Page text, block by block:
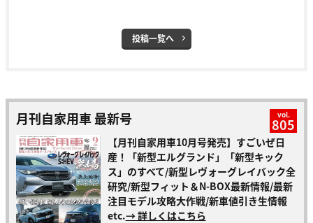
投稿一覧へ
月刊自家用車 最新号 vol.
805
【月刊自家用車10月号発売】すごいぜ日
産！「新型エルグランド」「新型キック
ス」のすべて/新型レヴォーグレイバック全
研究/新型フィット＆N-BOX最新情報/最新
注目モデル攻略大作戦/新車値引き生情報
etc.→ 詳しくはこちら